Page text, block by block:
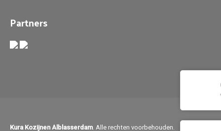
Partners
Kura Kozijnen Alblasserdam. Alle rechten voorbehouden.